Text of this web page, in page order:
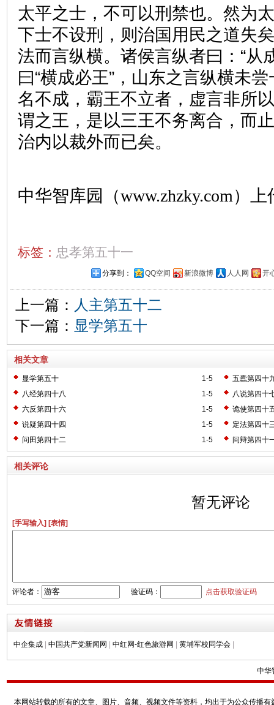
太平之士，不可以刑禁也。然为
下士不设刑，则治国用民之道失
法而言纵横。诸侯言纵者曰：“从
曰“横成必王”，山东之言纵横未
名不成，霸王不立者，虚言非所
谓之王，是以三王不务离合，而
治内以裁外而已矣。
中华智库园（www.zhzky.com）上
标签： 忠孝第五十一
分享到： QQ空间 新浪微博 人人网 开
上一篇： 人主第五十二
下一篇： 显学第五十
相关文章
1-5
显学第五十
五蠹第四十
1-5
八经第四十八
八说第四十
1-5
六反第四十六
诡使第四十
1-5
说疑第四十四
定法第四十
1-5
问田第四十二 问辩第四十
相关评论
暂无评论
[手写输入] [表情]
评论者： 验证码： 点击获取验证码
中企集成 | 中国共产党新闻网 | 中红网-红色旅游网 | 黄埔军校同学会 |
中华
本网站转载的所有的文章、图片、音频、视频文件等资料，均出于为公众传播